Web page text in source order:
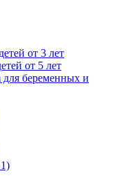
от 3 лет
от 5 лет
беременных и